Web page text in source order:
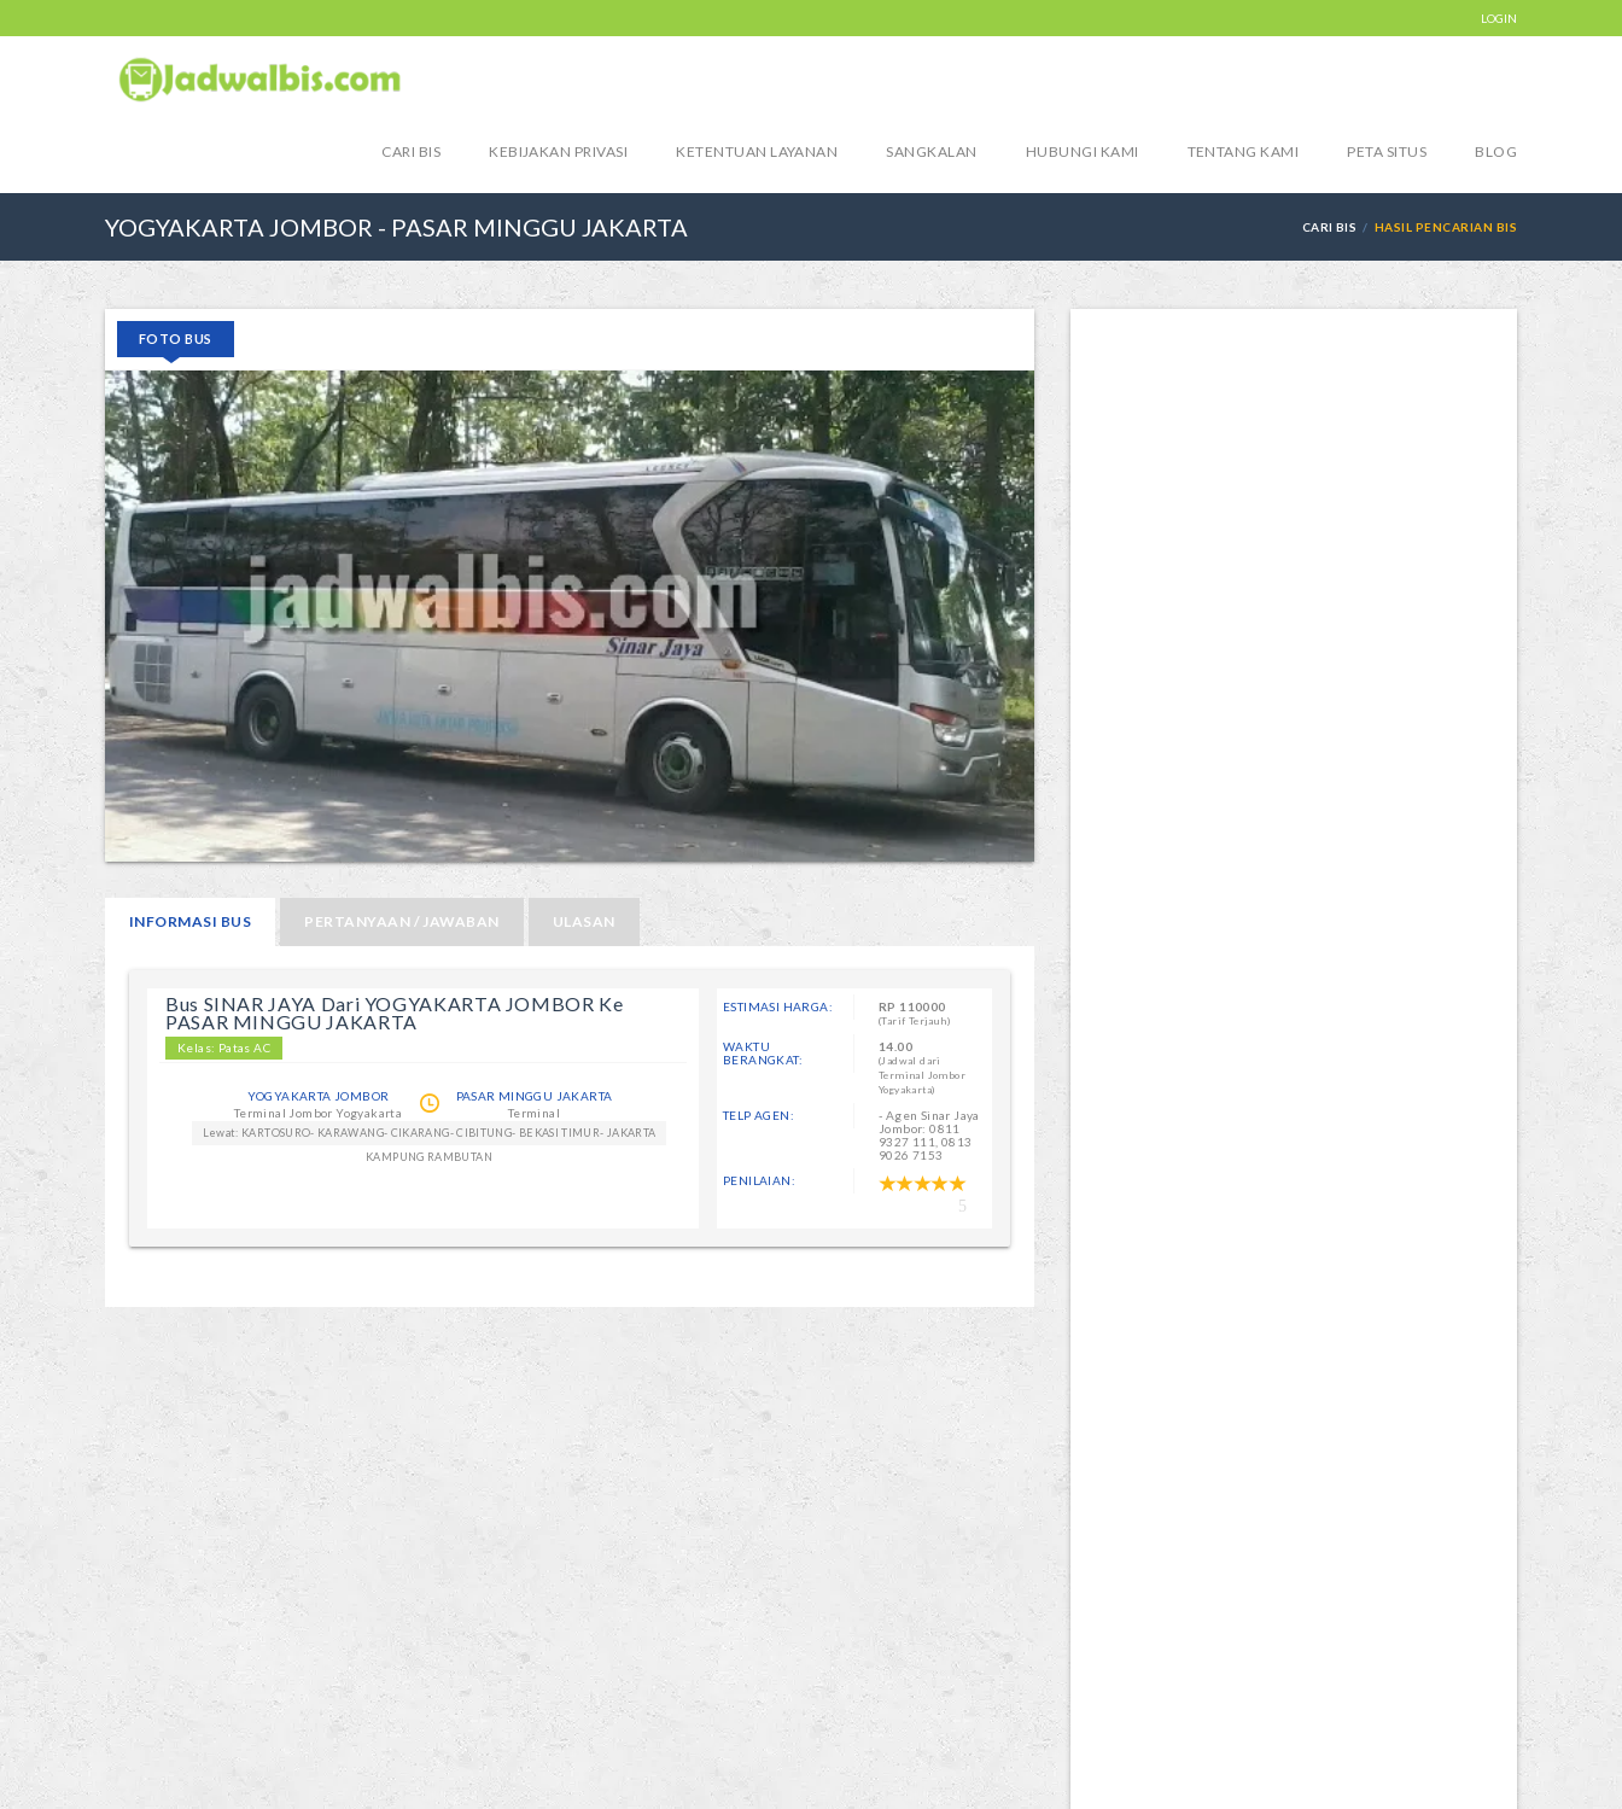
LOGIN
CARI BIS KEBIJAKAN PRIVASI KETENTUAN LAYANAN SANGKALAN HUBUNGI KAMI TENTANG KAMI PETA SITUS BLOG
YOGYAKARTA JOMBOR - PASAR MINGGU JAKARTA CARI BIS HASIL PENCARIAN BIS
FOTO BUS
INFORMASI BUS PERTANYAAN / JAWABAN ULASAN
Bus SINAR JAYA Dari YOGYAKARTA JOMBOR Ke
PASAR MINGGU JAKARTA
Kelas: Patas AC
YOGYAKARTA JOMBOR
Terminal Jombor Yogyakarta
PASAR MINGGU JAKARTA
Terminal
Lewat: KARTOSURO- KARAWANG- CIKARANG- CIBITUNG- BEKASI TIMUR- JAKARTA
KAMPUNG RAMBUTAN
ESTIMASI HARGA: RP 110000
(Tarif Terjauh)
WAKTU
BERANGKAT:
14.00
(Jadwal dari
Terminal Jombor
Yogyakarta)
TELP AGEN:
- Agen Sinar Jaya
Jombor: 0811
9327 111, 0813
9026 7153
PENILAIAN:
5